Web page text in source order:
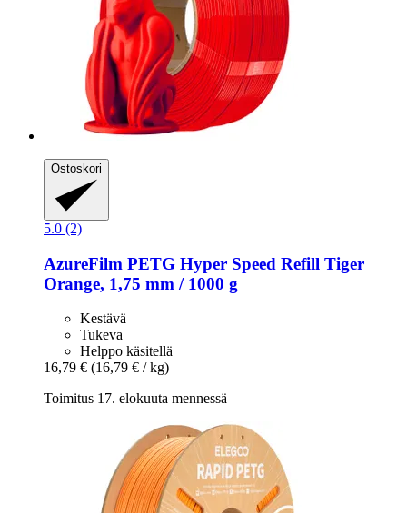
Ostoskori
5.0 (2)
AzureFilm PETG Hyper Speed Refill Tiger
Orange, 1,75 mm / 1000 g
Kestävä
Tukeva
Helppo käsitellä
16,79 € (16,79 € / kg)
Toimitus 17. elokuuta mennessä